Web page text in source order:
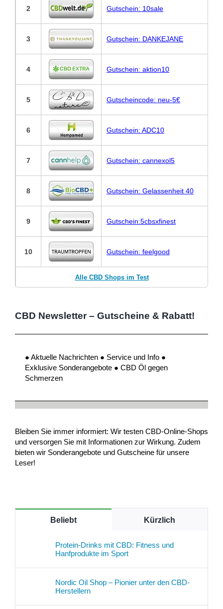
2 Gutschein: 10sale
3 Gutschein: DANKEJANE
4 Gutschein: aktion10
5 Gutscheincode: neu-5€
6 Gutschein: ADC10
7 Gutschein: cannexol5
8 Gutschein: Gelassenheit 40
9 Gutschein:5cbsxfinest
10 Gutschein: feelgood
Alle CBD Shops im Test
CBD Newsletter – Gutscheine & Rabatt!
● Aktuelle Nachrichten ● Service und Info ●
Exklusive Sonderangebote ● CBD Öl gegen
Schmerzen
Bleiben Sie immer informiert: Wir testen CBD-Online-Shops
und versorgen Sie mit Informationen zur Wirkung. Zudem
bieten wir Sonderangebote und Gutscheine für unsere
Leser!
Beliebt Kürzlich
Protein-Drinks mit CBD: Fitness und
Hanfprodukte im Sport
Nordic Oil Shop – Pionier unter den CBD-
Herstellern